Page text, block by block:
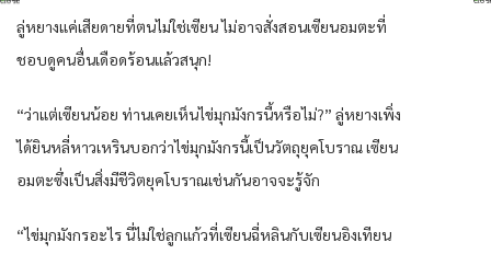
ลู่หยางแค่เสียดายที่ตนไม่ใช่เซียน ไม่อาจสั่งสอนเซียนอมตะที่
ชอบดูคนอื่นเดือดร้อนแล้วสนุก!
“ว่าแต่เซียนน้อย ท่านเคยเห็นไข่มุกมังกรนี้หรือไม่?” ลู่หยางเพิ่ง
ได้ยินหลี่หาวเหรินบอกว่าไข่มุกมังกรนี้เป็นวัตถุยุคโบราณ เซียน
อมตะซึ่งเป็นสิ่งมีชีวิตยุคโบราณเช่นกันอาจจะรู้จัก
“ไข่มุกมังกรอะไร นี่ไม่ใช่ลูกแก้วที่เซียนฉี่หลินกับเซียนอิงเทียน